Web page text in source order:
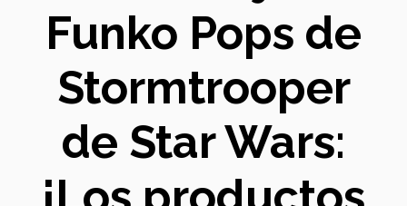
Funko Pops de
Stormtrooper
de Star Wars: